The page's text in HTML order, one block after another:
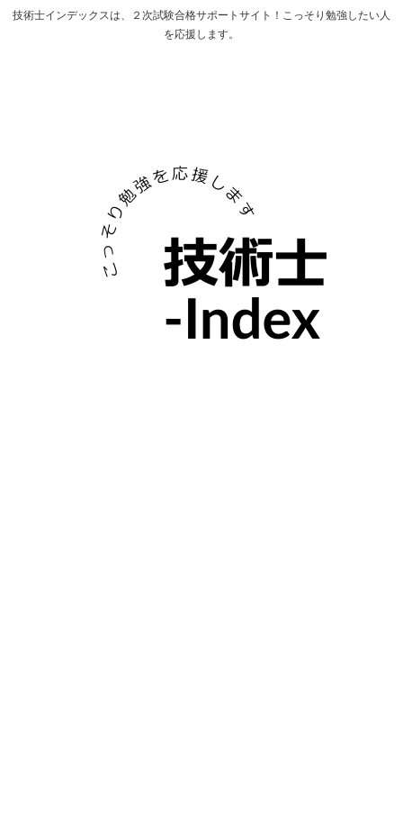
技術士インデックスは、２次試験合格サポートサイト！こっそり勉強したい人
を応援します。